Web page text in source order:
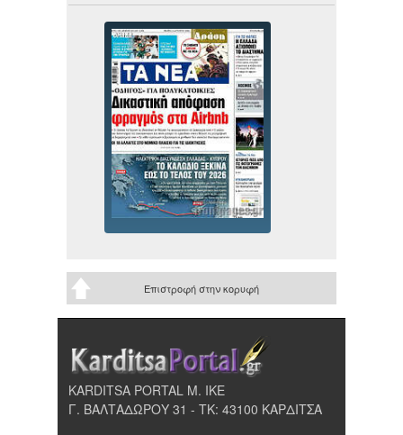
Επιστροφή στην κορυφή
KARDITSA PORTAL Μ. ΙΚΕ
Γ. ΒΑΛΤΑΔΩΡΟΥ 31 - ΤΚ: 43100 ΚΑΡΔΙΤΣΑ